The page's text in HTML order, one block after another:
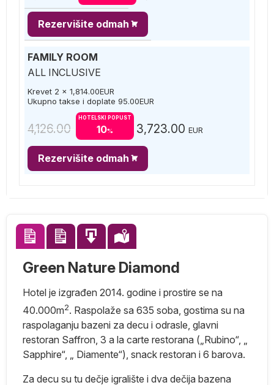
Rezervišite odmah
FAMILY ROOM
ALL INCLUSIVE
Krevet 2 x 1,814.00EUR
Ukupno takse i doplate 95.00EUR
4,126.00
HOTELSKI POPUST
10% 3,723.00 EUR
Rezervišite odmah
Green Nature Diamond
Hotel je izgrađen 2014. godine i prostire se na
40.000m2. Raspolaže sa 635 soba, gostima su na
raspolaganju bazeni za decu i odrasle, glavni
restoran Saffron, 3 a la carte restorana („Rubino“, „
Sapphire“, „ Diamente“), snack restoran i 6 barova.
Za decu su tu dečje igralište i dva dečija bazena